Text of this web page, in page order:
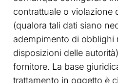
contrattuale o violazione
(qualora tali dati siano
adempimento di obblighi
disposizioni delle
fornitore. La base
trattamento in oggetto è